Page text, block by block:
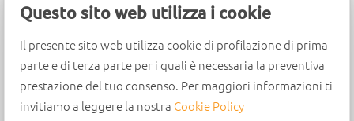
Questo sito web utilizza i cookie
Il presente sito web utilizza cookie di profilazione di prima
parte e di terza parte per i quali è necessaria la preventiva
prestazione del tuo consenso. Per maggiori informazioni ti
invitiamo a leggere la nostra Cookie Policy
DESCUBRE MÁS
Fresas para Lamello®